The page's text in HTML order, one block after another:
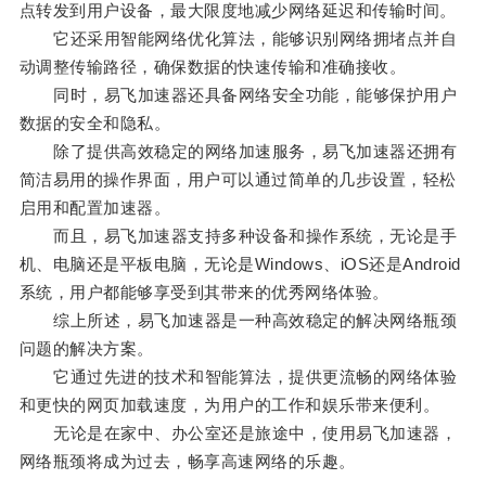
点转发到用户设备，最大限度地减少网络延迟和传输时间。
它还采用智能网络优化算法，能够识别网络拥堵点并自
动调整传输路径，确保数据的快速传输和准确接收。
同时，易飞加速器还具备网络安全功能，能够保护用户
数据的安全和隐私。
除了提供高效稳定的网络加速服务，易飞加速器还拥有
简洁易用的操作界面，用户可以通过简单的几步设置，轻松
启用和配置加速器。
而且，易飞加速器支持多种设备和操作系统，无论是手
机、电脑还是平板电脑，无论是Windows、iOS还是Android
系统，用户都能够享受到其带来的优秀网络体验。
综上所述，易飞加速器是一种高效稳定的解决网络瓶颈
问题的解决方案。
它通过先进的技术和智能算法，提供更流畅的网络体验
和更快的网页加载速度，为用户的工作和娱乐带来便利。
无论是在家中、办公室还是旅途中，使用易飞加速器，
网络瓶颈将成为过去，畅享高速网络的乐趣。